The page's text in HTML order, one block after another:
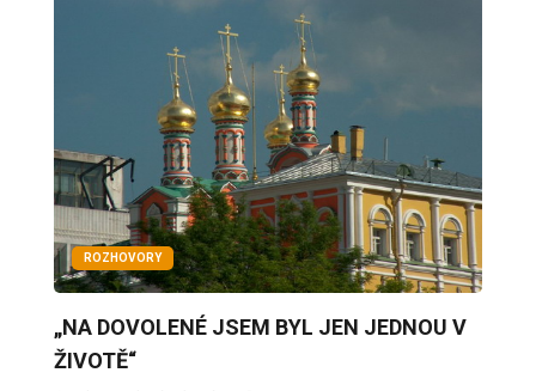
ROZHOVORY
„NA DOVOLENÉ JSEM BYL JEN JEDNOU V
ŽIVOTĚ“